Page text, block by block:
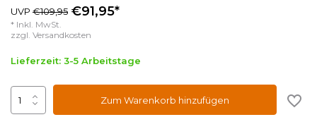
UVP €109,95 €91,95*
* Inkl. MwSt.
zzgl. Versandkosten
Lieferzeit: 3-5 Arbeitstage
Zum Warenkorb hinzufügen